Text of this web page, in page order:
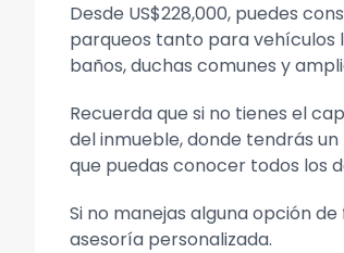
Desde US$228,000, puedes
parqueos tanto para vehículos
baños, duchas comunes y
Recuerda que si no tienes el
del inmueble, donde tendrás
que puedas conocer todos los
Si no manejas alguna opción
asesoría personalizada.